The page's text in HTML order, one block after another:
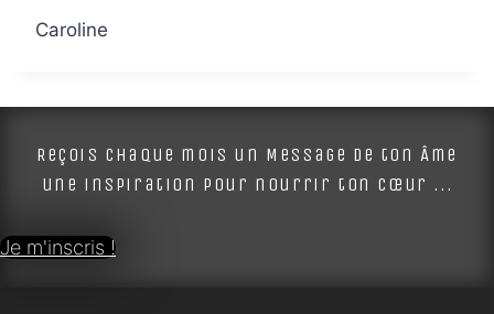
Caroline
Reçois chaque mois un Message de ton Âme
une inspiration pour nourrir ton cœur ...
Je m'inscris !